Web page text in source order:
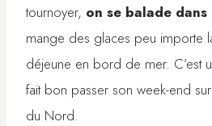
tournoyer, on se balade dans
mange des glaces peu importe
déjeune en bord de mer. C’est
fait bon passer son week-end
du Nord.